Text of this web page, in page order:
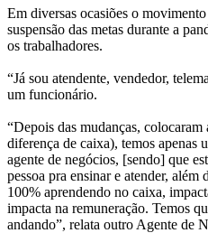
Em diversas ocasiões o
suspensão das metas durante a
os trabalhadores.
“Já sou atendente, vendedor,
um funcionário.
“Depois das mudanças,
diferença de caixa), temos apenas
agente de negócios, [sendo] que
pessoa pra ensinar e atender, além
100% aprendendo no caixa,
impacta na remuneração. Temos
andando”, relata outro Agente de